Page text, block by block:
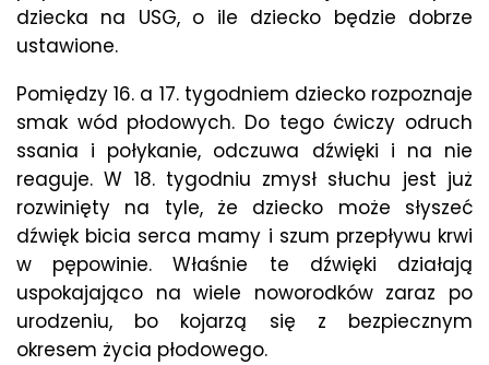
dziecka na USG, o ile dziecko będzie dobrze
ustawione.
Pomiędzy 16. a 17. tygodniem dziecko rozpoznaje
smak wód płodowych. Do tego ćwiczy odruch
ssania i połykanie, odczuwa dźwięki i na nie
reaguje. W 18. tygodniu zmysł słuchu jest już
rozwinięty na tyle, że dziecko może słyszeć
dźwięk bicia serca mamy i szum przepływu krwi
w pępowinie. Właśnie te dźwięki działają
uspokajająco na wiele noworodków zaraz po
urodzeniu, bo kojarzą się z bezpiecznym
okresem życia płodowego.